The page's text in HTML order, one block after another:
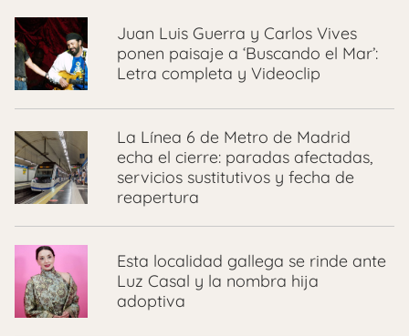
Juan Luis Guerra y Carlos Vives
ponen paisaje a ‘Buscando el Mar’:
Letra completa y Videoclip
La Línea 6 de Metro de Madrid
echa el cierre: paradas afectadas,
servicios sustitutivos y fecha de
reapertura
Esta localidad gallega se rinde ante
Luz Casal y la nombra hija
adoptiva